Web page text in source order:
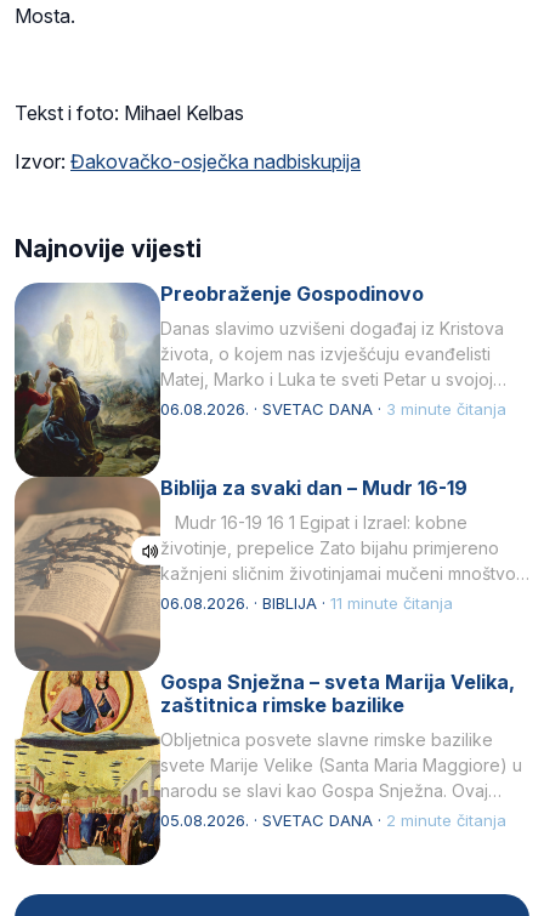
Mosta.
Tekst i foto: Mihael Kelbas
Izvor: Đakovačko-osječka nadbiskupija
Najnovije vijesti
Preobraženje Gospodinovo
Danas slavimo uzvišeni događaj iz Kristova
života, o kojem nas izvješćuju evanđelisti
Matej, Marko i Luka te sveti Petar u svojoj
drugoj…
06.08.2026. · SVETAC DANA · 3 minute čitanja
Biblija za svaki dan – Mudr 16-19
Mudr 16-19 16 1 Egipat i Izrael: kobne
životinje, prepelice Zato bijahu primjereno
kažnjeni sličnim životinjamai mučeni mnoštvom
kukaca.2 A narod…
06.08.2026. · BIBLIJA · 11 minute čitanja
Gospa Snježna – sveta Marija Velika,
zaštitnica rimske bazilike
Obljetnica posvete slavne rimske bazilike
svete Marije Velike (Santa Maria Maggiore) u
narodu se slavi kao Gospa Snježna. Ovaj
naziv, Sancta Maria…
05.08.2026. · SVETAC DANA · 2 minute čitanja